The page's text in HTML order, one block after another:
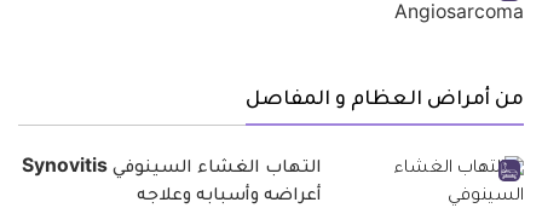
من أمراض العظام و المفاصل
التهاب الغشاء السينوفي Synovitis
أعراضه وأسبابه وعلاجه